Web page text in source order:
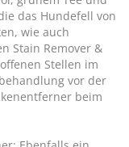
das Hundefell von
wie auch
Stain Remover &
Stellen im
vor der
beim